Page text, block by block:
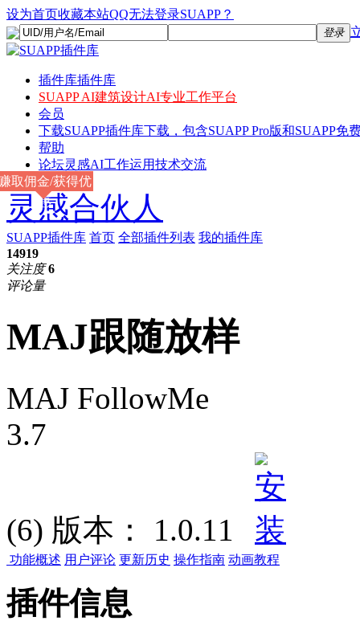
设为首页收藏本站QQ无法登录SUAPP？
登录
插件库插件库
SUAPP AI建筑设计AI专业工作平台
会员
下载SUAPP插件库下载，包含SUAPP Pro版和SUAPP免
帮助
论坛灵感AI工作运用技术交流
灵感合伙人
取佣金/获得优
惠
SUAPP插件库 首页 全部插件列表 我的插件库
14919
关注度 6
评论量
MAJ跟随放样
MAJ FollowMe
3.7
(6) 版本： 1.0.11
功能概述 用户评论 更新历史 操作指南 动画教程
插件信息